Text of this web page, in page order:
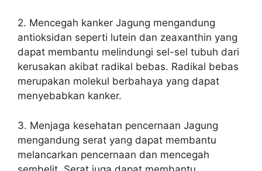
2. Mencegah kanker Jagung mengandung
antioksidan seperti lutein dan zeaxanthin yang
dapat membantu melindungi sel-sel tubuh dari
kerusakan akibat radikal bebas. Radikal bebas
merupakan molekul berbahaya yang dapat
menyebabkan kanker.
3. Menjaga kesehatan pencernaan Jagung
mengandung serat yang dapat membantu
melancarkan pencernaan dan mencegah